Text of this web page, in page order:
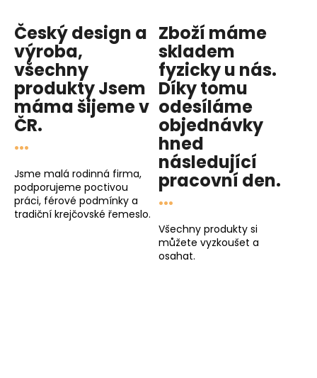
Český design a
výroba,
všechny
produktyJsem
mámašijeme v
ČR.
...
Jsme malá rodinná firma,
podporujeme poctivou
práci, férové podmínky a
tradiční krejčovské řemeslo.
Zboží máme
skladem
fyzicky u nás.
Díky tomu
odesíláme
objednávky
hned
následující
pracovní den.
...
Všechny produkty si
můžete vyzkoušet a
osahat.